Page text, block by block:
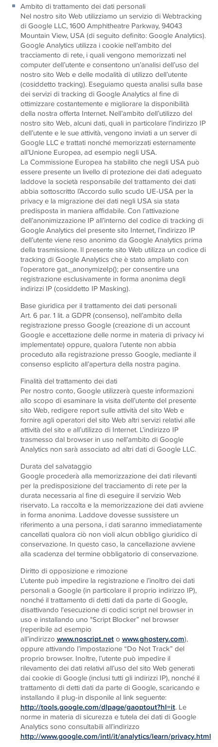
Ambito di trattamento dei dati personali
Nel nostro sito Web utilizziamo un servizio di Webtracking
di Google LLC, 1600 Amphitheatre Parkway, 94043
Mountain View, USA (di seguito definito: Google Analytics).
Google Analytics utilizza i cookie nell’ambito del
tracciamento di rete, i quali vengono memorizzati nel
computer dell’utente e consentono un’analisi dell’uso del
nostro sito Web e delle modalità di utilizzo dell’utente
(cosiddetto tracking). Eseguiamo questa analisi sulla base
dei servizi di tracking di Google Analytics al fine di
ottimizzare costantemente e migliorare la disponibilità
della nostra offerta Internet. Nell’ambito dell’utilizzo del
nostro sito Web, alcuni dati, quali in particolare l’indirizzo IP
dell’utente e le sue attività, vengono inviati a un server di
Google LLC e trattati nonché memorizzati esternamente
all’Unione Europea, ad esempio negli USA.
La Commissione Europea ha stabilito che negli USA può
essere presente un livello di protezione dei dati adeguato
laddove la società responsabile del trattamento dei dati
abbia sottoscritto l’Accordo sullo scudo UE-USA per la
privacy e la migrazione dei dati negli USA sia stata
predisposta in maniera affidabile. Con l’attivazione
dell’anonimizzazione IP all’interno del codice di tracking di
Google Analytics del presente sito Internet, l’indirizzo IP
dell’utente viene reso anonimo da Google Analytics prima
della trasmissione. Il presente sito Web utilizza un codice di
tracking di Google Analytics che è stato ampliato con
l’operatore gat._anonymizeIp(); per consentire una
registrazione esclusivamente in forma anonima degli
indirizzi IP (cosiddetto IP Masking).
Base giuridica per il trattamento dei dati personali
Art. 6 par. 1 lit. a GDPR (consenso), nell’ambito della
registrazione presso Google (creazione di un account
Google e accettazione delle norme in materia di privacy ivi
implementate) oppure, qualora l’utente non abbia
proceduto alla registrazione presso Google, mediante il
consenso esplicito all’apertura della nostra pagina.
Finalità del trattamento dei dati
Per nostro conto, Google utilizzerà queste informazioni
allo scopo di esaminare la visita dell’utente del presente
sito Web, redigere report sulle attività del sito Web e
fornire agli operatori del sito Web altri servizi relativi alle
attività del sito e all’utilizzo di Internet. L'indirizzo IP
trasmesso dal browser in uso nell'ambito di Google
Analytics non sarà associato ad altri dati di Google LLC.
Durata del salvataggio
Google procederà alla memorizzazione dei dati rilevanti
per la predisposizione del tracciamento di rete per la
durata necessaria al fine di eseguire il servizio Web
riservato. La raccolta e la memorizzazione dei dati avviene
in forma anonima. Laddove dovesse sussistere un
riferimento a una persona, i dati saranno immediatamente
cancellati qualora ciò non violi alcun obbligo giuridico di
conservazione. In questo caso, la cancellazione avviene
alla scadenza del termine obbligatorio di conservazione.
Diritto di opposizione e rimozione
L’utente può impedire la registrazione e l’inoltro dei dati
personali a Google (in particolare il proprio indirizzo IP),
nonché il trattamento di detti dati da parte di Google,
disattivando l'esecuzione di codici script nel browser in
uso e installando uno "Script Blocker” nel browser
(reperibile ad esempio
all’indirizzo www.noscript.neto www.ghostery.com),
oppure attivando l’impostazione “Do Not Track” del
proprio browser. Inoltre, l’utente può impedire il
rilevamento dei dati relativi all’uso del sito Web generati
dai cookie di Google (inclusi tutti gli indirizzi IP), nonché il
trattamento di detti dati da parte di Google, scaricando e
installando il plug-in disponile al link seguente:
http://tools.google.com/dlpage/gaoptout?hl=it.Le
norme in materia di sicurezza e tutela dei dati di Google
Analytics sono consultabili all’indirizzo
http://www.google.com/intl/it/analytics/learn/privacy.html